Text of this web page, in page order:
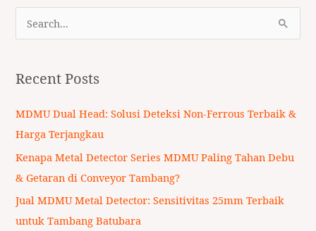
r
c
h
:
Recent Posts
MDMU Dual Head: Solusi Deteksi Non-Ferrous Terbaik &
Harga Terjangkau
Kenapa Metal Detector Series MDMU Paling Tahan Debu
& Getaran di Conveyor Tambang?
Jual MDMU Metal Detector: Sensitivitas 25mm Terbaik
untuk Tambang Batubara